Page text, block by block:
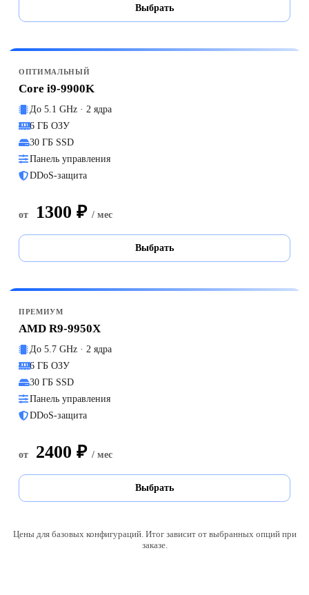
Выбрать
ОПТИМАЛЬНЫЙ
Core i9-9900K
До 5.1 GHz · 2 ядра
6 ГБ ОЗУ
30 ГБ SSD
Панель управления
DDoS-защита
от 1300 ₽ / мес
Выбрать
ПРЕМИУМ
AMD R9-9950X
До 5.7 GHz · 2 ядра
6 ГБ ОЗУ
30 ГБ SSD
Панель управления
DDoS-защита
от 2400 ₽ / мес
Выбрать
Цены для базовых конфигураций. Итог зависит от выбранных опций при
заказе.